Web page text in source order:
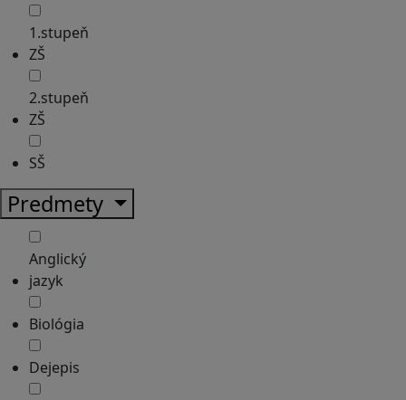
1.stupeň
ZŠ
2.stupeň
ZŠ
SŠ
Predmety
Anglický
jazyk
Biológia
Dejepis